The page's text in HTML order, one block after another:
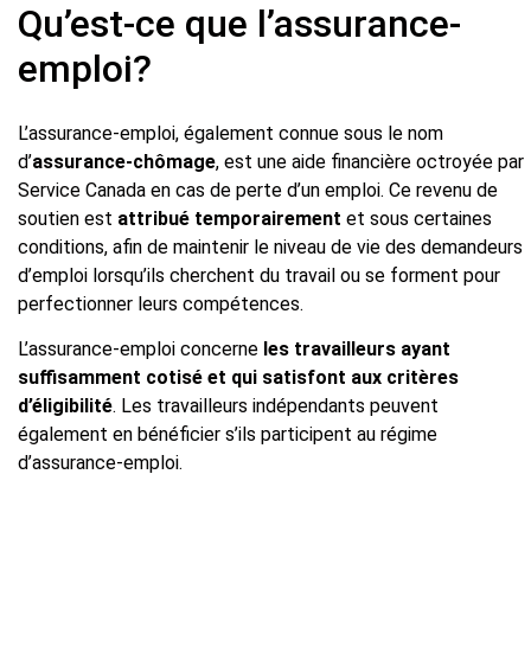
Qu’est-ce que l’assurance-
emploi?
L’assurance-emploi, également connue sous le nom
d’assurance-chômage, est une aide financière octroyée par
Service Canada en cas de perte d’un emploi. Ce revenu de
soutien est attribué temporairement et sous certaines
conditions, afin de maintenir le niveau de vie des demandeurs
d’emploi lorsqu’ils cherchent du travail ou se forment pour
perfectionner leurs compétences.
L’assurance-emploi concerne les travailleurs ayant
suffisamment cotisé et qui satisfont aux critères
d’éligibilité. Les travailleurs indépendants peuvent
également en bénéficier s’ils participent au régime
d’assurance-emploi.